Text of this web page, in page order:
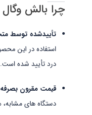
چرا بالش وگال
تأییدشده توسط
استفاده در این
درد تأیید شده است.
قیمت مقرون
دستگاه های مشابه،